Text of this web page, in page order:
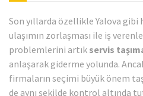
Son yıllarda özellikle Yalova gibi
ulaşımın zorlaşması ile iş
problemlerini artık servis
anlaşarak giderme yolunda.
firmaların seçimi büyük önem
de aynı şekilde kontrol altında